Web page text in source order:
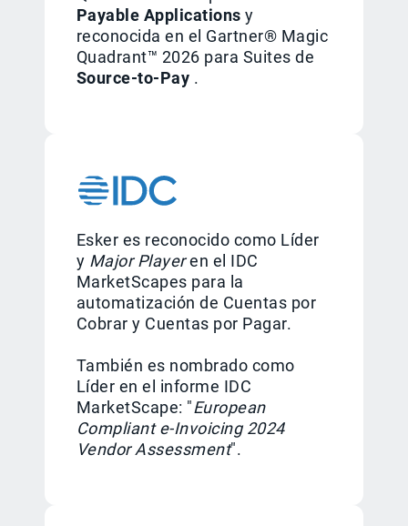
Payable Applications y
reconocida en el Gartner® Magic
Quadrant™ 2026 para Suites de
Source-to-Pay .
Esker es reconocido como Líder
y Major Playeren el IDC
MarketScapes para la
automatización de Cuentas por
Cobrar y Cuentas por Pagar.
También es nombrado como
Líder en el informe IDC
MarketScape: "European
Compliant e-Invoicing 2024
Vendor Assessment".